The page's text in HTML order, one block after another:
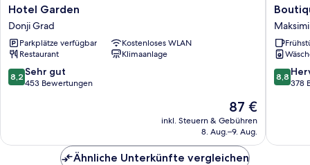
Hotel
Garden
Donji
Grad
Hotel Garden
Donji Grad
Parkplätze verfügbar
Kostenloses WLAN
Restaurant
Klimaanlage
8.2
von
Bewertungen
8,2 Sehr gut
453 Bewertungen
Der
Preis
beträgt
87 €
inkl. Steuern & Gebühren
8. Aug.–9. Aug.
Hotel
Madison
8.8
von
8,8
378
Ähnliche Unterkünfte vergleichen